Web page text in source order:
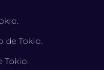
de Tokio.